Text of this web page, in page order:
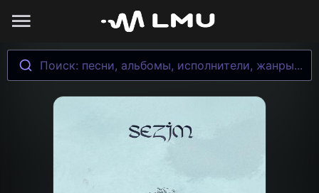
Поиск: песни, альбомы, исполнители, жанры...